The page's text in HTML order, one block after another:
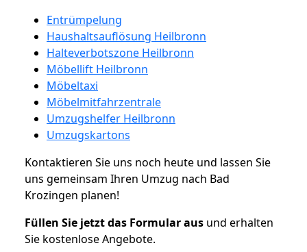
Entrümpelung
Haushaltsauflösung Heilbronn
Halteverbotszone Heilbronn
Möbellift Heilbronn
Möbeltaxi
Möbelmitfahrzentrale
Umzugshelfer Heilbronn
Umzugskartons
Kontaktieren Sie uns noch heute und lassen Sie
uns gemeinsam Ihren Umzug nach Bad
Krozingen planen!
Füllen Sie jetzt das Formular aus und erhalten
Sie kostenlose Angebote.